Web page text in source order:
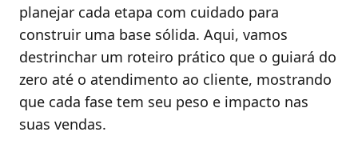
planejar cada etapa com cuidado para
construir uma base sólida. Aqui, vamos
destrinchar um roteiro prático que o guiará do
zero até o atendimento ao cliente, mostrando
que cada fase tem seu peso e impacto nas
suas vendas.